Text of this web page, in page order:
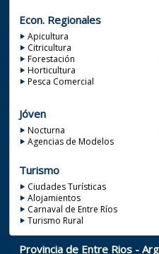
Econ. Regionales
Apicultura
Citricultura
Forestación
Horticultura
Pesca Comercial
Jóven
Nocturna
Agencias de Modelos
Turismo
Ciudades Turísticas
Alojamientos
Carnaval de Entre Ríos
Turismo Rural
Provincia de Entre Rios -